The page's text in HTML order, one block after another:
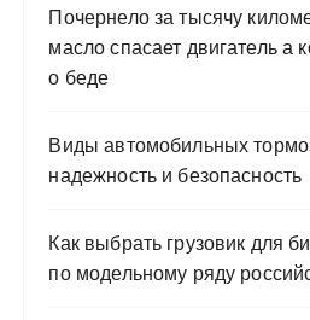
Почернело за тысячу
масло спасает двигатель а
о беде
Виды автомобильных
надежность и безопасность
Как выбрать грузовик для
по модельному ряду